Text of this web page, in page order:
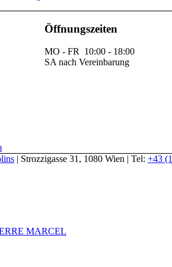
Öffnungszeiten
MO - FR 10:00 - 18:00
SA nach Vereinbarung
| Strozzigasse 31, 1080 Wien | Tel: +43
MARCEL